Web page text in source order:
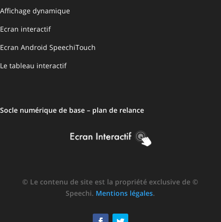
Affichage dynamique
Ecran interactif
Ecran Android SpeechiTouch
Le tableau interactif
Socle numérique de base – plan de relance
© Le contenu de site est la propriété exclusive de ©
Speechi. Mentions légales.